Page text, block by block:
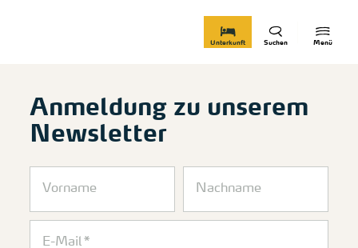
Menü
Suchen
Unterkunft
Anmeldung zu unserem
Newsletter